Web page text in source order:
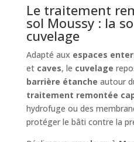
Le traitement
sol Moussy : la
cuvelage
Adapté aux espaces
et caves, le cuvelage
barrière étanche autour
traitement remontée
hydrofuge ou des
protéger le bâti contre la